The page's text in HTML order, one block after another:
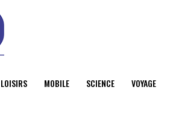
LOISIRS MOBILE SCIENCE VOYAGE